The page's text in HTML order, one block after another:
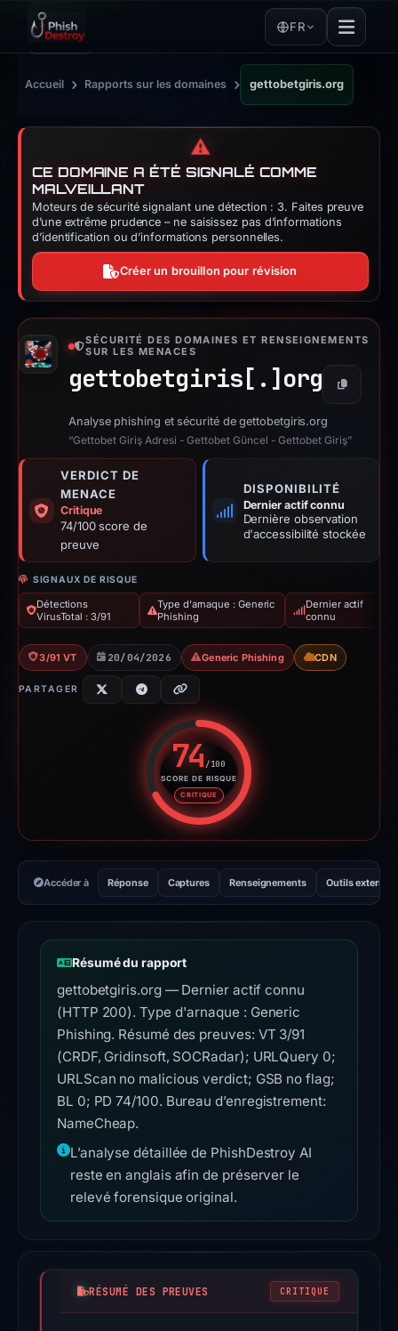
FR
Accueil › Rapports sur les domaines › gettobetgiris.org
⚠️
CE DOMAINE A ÉTÉ SIGNALÉ COMME
MALVEILLANT
Moteurs de sécurité signalant une détection : 3. Faites preuve
d’une extrême prudence – ne saisissez pas d’informations
d’identification ou d’informations personnelles.
Créer un brouillon pour révision
SÉCURITÉ DES DOMAINES ET RENSEIGNEMENTS
SUR LES MENACES
gettobetgiris[.] org Copier
Analyse phishing et sécurité de gettobetgiris.org
“Gettobet Giriş Adresi - Gettobet Güncel - Gettobet Giriş”
VERDICT DE
MENACE
Critique
74/100 score de
preuve
DISPONIBILITÉ
Dernier actif connu
Dernière observation
d'accessibilité stockée
SIGNAUX DE RISQUE
Détections
VirusTotal : 3/91
Type d'arnaque : Generic
Phishing
Dernier actif
connu
3/91 VT 20/04/2026 Generic Phishing CDN
PARTAGER
74 /100
SCORE DE RISQUE
CRITIQUE
Score de risque : 74 sur 100.
Accéder à Réponse Captures Renseignements Outils externes
Résumé du rapport
gettobetgiris.org — Dernier actif connu
(HTTP 200). Type d'arnaque : Generic
Phishing. Résumé des preuves: VT 3/91
(CRDF, Gridinsoft, SOCRadar); URLQuery 0;
URLScan no malicious verdict; GSB no flag;
BL 0; PD 74/100. Bureau d’enregistrement:
NameCheap.
L’analyse détaillée de PhishDestroy AI
reste en anglais afin de préserver le
relevé forensique original.
RÉSUMÉ DES PREUVES CRITIQUE